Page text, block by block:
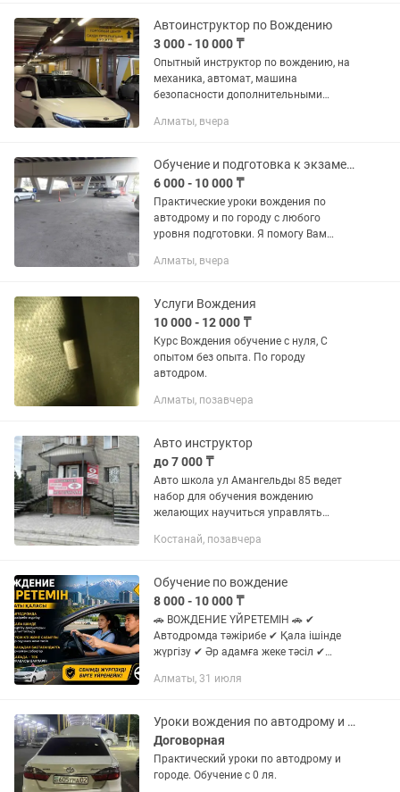
Автоинструктор по Вождению
3 000 - 10 000 ₸
Опытный инструктор по вождению, на
механика, автомат, машина
безопасности дополнительными
научит вас всем необходимым
ПРАКТИЧЕСКИМ...
Алматы, вчера
Обучение и подготовка к экзаменам. Инструктор по вождению. Автоинструктор
6 000 - 10 000 ₸
Практические уроки вождения по
автодрому и по городу с любого
уровня подготовки. Я помогу Вам
автошколы или получения
справиться с...
Алматы, вчера
Услуги Вождения
10 000 - 12 000 ₸
Курс Вождения обучение с нуля, С
опытом без опыта. По городу
автодром.
Алматы, позавчера
Авто инструктор
до 7 000 ₸
Авто школа ул Амангельды 85 ведет
набор для обучения вождению
желающих научиться управлять
водитеским удостоверением и без на
коробке передач...
Костанай, позавчера
Обучение по вождение
8 000 - 10 000 ₸
🚗 ВОЖДЕНИЕ ҮЙРЕТЕМІН 🚗 ✔
Автодромда тәжірибе ✔ Қала ішінде
жүргізу ✔ Әр адамға жеке тәсіл ✔
— тек правасы барларға 📍 Алматы
Алматы, 31 июля
Уроки вождения по автодрому и по городу
Договорная
Практический уроки по автодрому и
городе. Обучение с 0 ля.